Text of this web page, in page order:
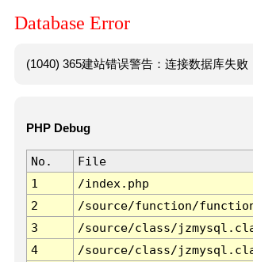
Database Error
(1040) 365建站错误警告：连接数据库失
PHP Debug
No. File
1
/index.php
2
/source/function/
3
/source/class/
4
/source/class/